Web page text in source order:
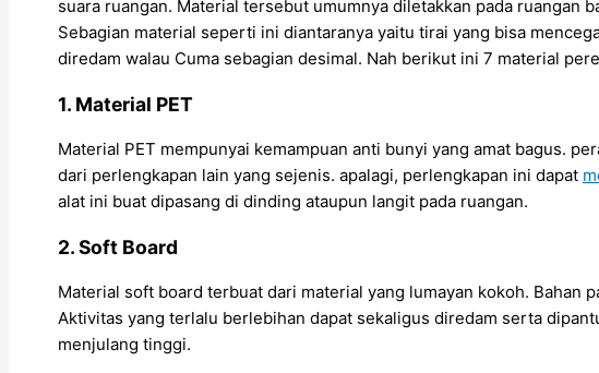
suara ruangan. Material tersebut umumnya diletakkan pada ruangan
Sebagian material seperti ini diantaranya yaitu tirai yang bisa
diredam walau Cuma sebagian desimal. Nah berikut ini 7 material
1. Material PET
Material PET mempunyai kemampuan anti bunyi yang amat bagus.
dari perlengkapan lain yang sejenis. apalagi, perlengkapan ini dapat
alat ini buat dipasang di dinding ataupun langit pada ruangan.
2. Soft Board
Material soft board terbuat dari material yang lumayan kokoh. Bahan
Aktivitas yang terlalu berlebihan dapat sekaligus diredam serta
menjulang tinggi.